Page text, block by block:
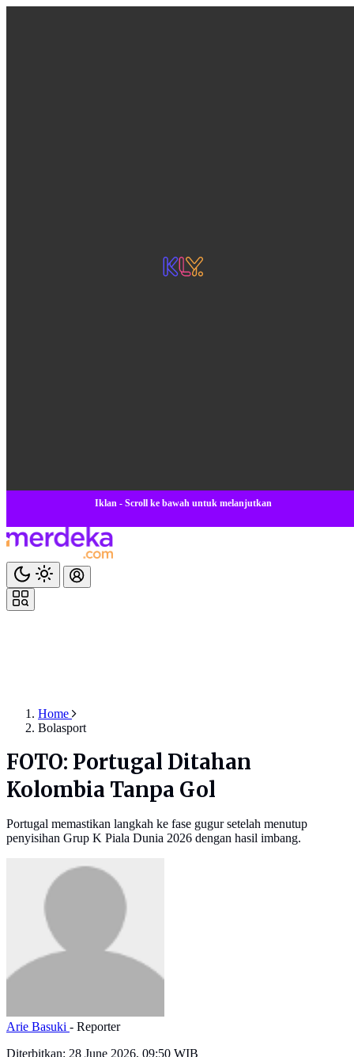
Iklan - Scroll ke bawah untuk melanjutkan
Home
Bolasport
FOTO: Portugal Ditahan
Kolombia Tanpa Gol
Portugal memastikan langkah ke fase gugur setelah menutup
penyisihan Grup K Piala Dunia 2026 dengan hasil imbang.
Arie Basuki - Reporter
Diterbitkan: 28 June 2026, 09:50 WIB